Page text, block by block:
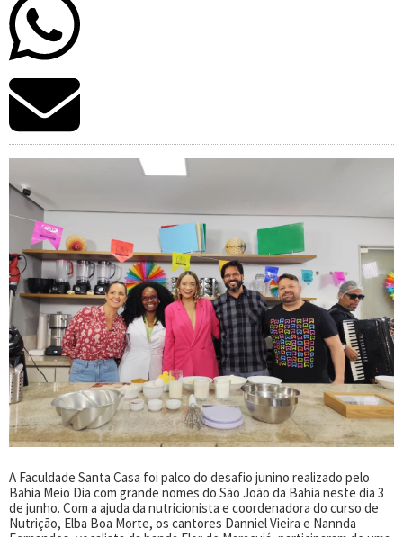
A Faculdade Santa Casa foi palco do desafio junino realizado pelo
Bahia Meio Dia com grande nomes do São João da Bahia neste dia 3
de junho. Com a ajuda da nutricionista e coordenadora do curso de
Nutrição, Elba Boa Morte, os cantores Danniel Vieira e Nannda